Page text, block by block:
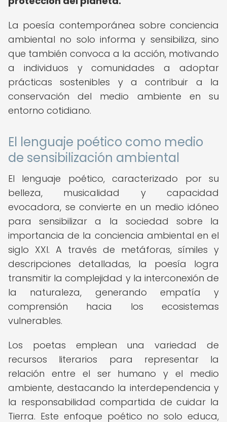
La poesía contemporánea sobre conciencia
ambiental no solo informa y sensibiliza, sino
que también convoca a la acción, motivando
a individuos y comunidades a adoptar
prácticas sostenibles y a contribuir a la
conservación del medio ambiente en su
entorno cotidiano.
El lenguaje poético como medio
de sensibilización ambiental
El lenguaje poético, caracterizado por su
belleza, musicalidad y capacidad
evocadora, se convierte en un medio idóneo
para sensibilizar a la sociedad sobre la
importancia de la conciencia ambiental en el
siglo XXI. A través de metáforas, símiles y
descripciones detalladas, la poesía logra
transmitir la complejidad y la interconexión de
la naturaleza, generando empatía y
comprensión hacia los ecosistemas
vulnerables.
Los poetas emplean una variedad de
recursos literarios para representar la
relación entre el ser humano y el medio
ambiente, destacando la interdependencia y
la responsabilidad compartida de cuidar la
Tierra. Este enfoque poético no solo educa,